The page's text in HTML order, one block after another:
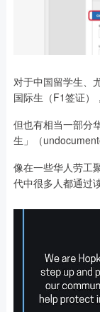
对于中国留学生、
国际生（F1签证）
但也有相当一部分
生」（
像在一些华人劳工
代中很多人都通过